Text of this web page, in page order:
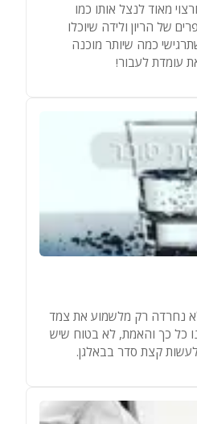
מאוד לנצל אותו כמו
של הריון ולידה שיוכלו
כמה שיותר מוכנה
עומדת לעבור!
נחרדה רק מלשמוע את צמד
כל כך והאמת, לא בטוח שיש
קצת סדר בבאלגן.